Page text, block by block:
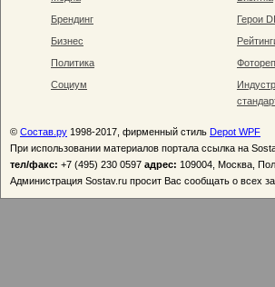
Брендинг
Бизнес
Политика
Социум
Герои
© Состав.ру 1998-2017, фирменный стиль Depot WPF
При использовании материалов портала ссылка на
тел/факс: +7 (495) 230 0597 адрес: 109004, Москва,
Администрация Sostav.ru просит Вас сообщать о всех